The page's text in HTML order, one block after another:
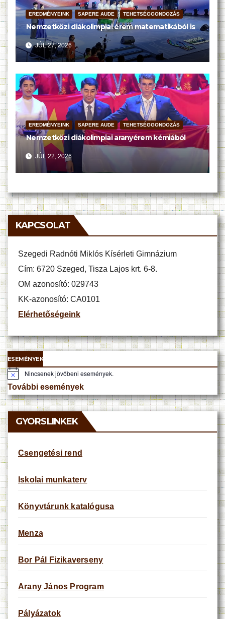
EREDMÉNYEINK SAPERE AUDE TEHETSÉGGONDOZÁS
Nemzetközi diákolimpiai érem matematikából is
JÚL 27, 2026
EREDMÉNYEINK SAPERE AUDE TEHETSÉGGONDOZÁS
Nemzetközi diákolimpiai aranyérem kémiából
JÚL 22, 2026
KAPCSOLAT
Szegedi Radnóti Miklós Kísérleti Gimnázium
Cím: 6720 Szeged, Tisza Lajos krt. 6-8.
OM azonosító: 029743
KK-azonosító: CA0101
Elérhetőségeink
ESEMÉNYEK
N
o
t
i
c
e
Nincsenek jövőbeni események.
További események
GYORSLINKEK
Csengetési rend
Iskolai munkaterv
Könyvtárunk katalógusa
Menza
Bor Pál Fizikaverseny
Arany János Program
Pályázatok